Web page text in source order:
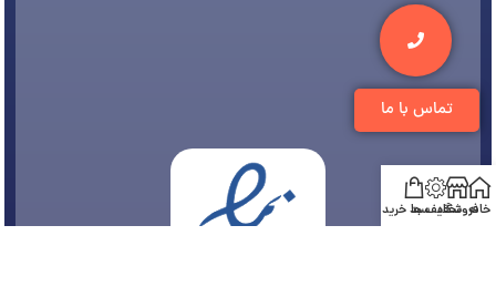
تماس با ما
خانهفروشگاه
تخفیف هاسبد خرید